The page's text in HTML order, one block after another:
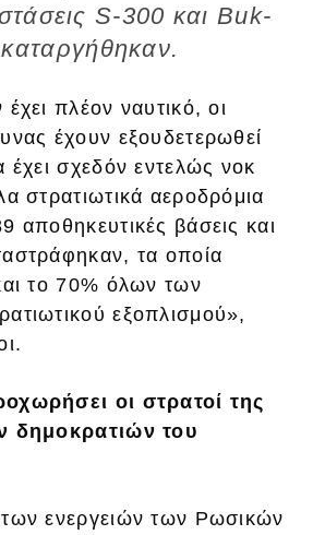
S-300 και Buk-
πλέον ναυτικό, οι
έχουν εξουδετερωθεί
έχει σχεδόν εντελώς νοκ
στρατιωτικά αεροδρόμια
αποθηκευτικές βάσεις και
τα οποία
το 70% όλων των
εξοπλισμού»,
οι στρατοί της
δημοκρατιών του
ενεργειών των Ρωσικών